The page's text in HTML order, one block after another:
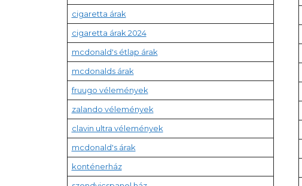
cigaretta árak
cigaretta árak 2024
mcdonald's étlap árak
mcdonalds árak
fruugo vélemények
zalando vélemények
clavin ultra vélemények
mcdonald's árak
konténerház